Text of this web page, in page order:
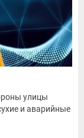
улицы
и аварийные